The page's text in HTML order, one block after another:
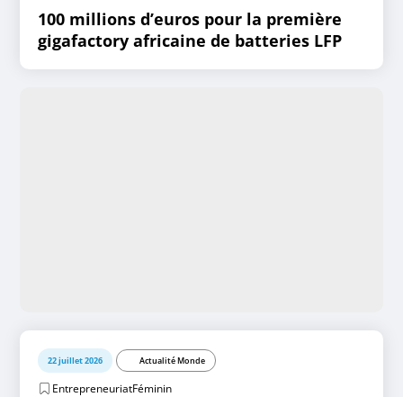
100 millions d’euros pour la première
gigafactory africaine de batteries LFP
22 juillet 2026 Actualité Monde
EntrepreneuriatFéminin